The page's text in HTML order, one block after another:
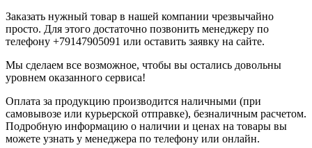
Заказать нужный товар в нашей компании чрезвычайно
просто. Для этого достаточно позвонить менеджеру по
телефону +79147905091 или оставить заявку на сайте.
Мы сделаем все возможное, чтобы вы остались довольны
уровнем оказанного сервиса!
Оплата за продукцию производится наличными (при
самовывозе или курьерской отправке), безналичным расчетом.
Подробную информацию о наличии и ценах на товары вы
можете узнать у менеджера по телефону или онлайн.